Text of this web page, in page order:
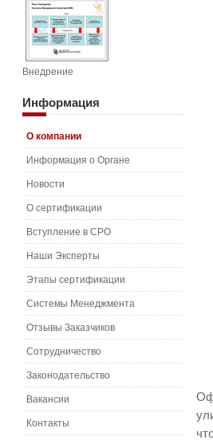
Внедрение
Информация
О компании
Информация о Органе
Новости
О сертификации
Вступление в СРО
Наши Эксперты
Этапы сертификации
Системы Менеджмента
Отзывы Заказчиков
Сотрудничество
Законодательство
Вакансии
Контакты